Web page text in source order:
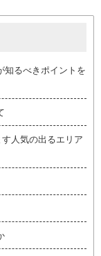
知るべきポイントを
人気の出るエリア